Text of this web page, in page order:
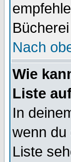
Nach
Wie
Liste
In
wenn du
Liste